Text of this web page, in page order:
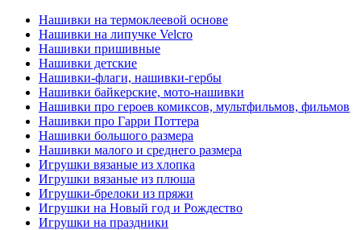
Нашивки на термоклеевой основе
Нашивки на липучке Velcro
Нашивки пришивные
Нашивки детские
Нашивки-флаги, нашивки-гербы
Нашивки байкерские, мото-нашивки
Нашивки про героев комиксов, мультфильмов, фильмов
Нашивки про Гарри Поттера
Нашивки большого размера
Нашивки малого и среднего размера
Игрушки вязаные из хлопка
Игрушки вязаные из плюша
Игрушки-брелоки из пряжи
Игрушки на Новый год и Рождество
Игрушки на праздники